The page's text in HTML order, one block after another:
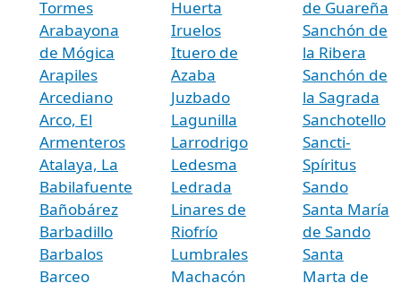
Tormes
Arabayona
de Mógica
Arapiles
Arcediano
Arco, El
Armenteros
Atalaya, La
Babilafuente
Bañobárez
Barbadillo
Barbalos
Barceo
Huerta
Iruelos
Ituero de
Azaba
Juzbado
Lagunilla
Larrodrigo
Ledesma
Ledrada
Linares de
Riofrío
Lumbrales
Machacón
de Guareña
Sanchón de
la Ribera
Sanchón de
la Sagrada
Sanchotello
Sancti-
Spíritus
Sando
Santa María
de Sando
Santa
Marta de